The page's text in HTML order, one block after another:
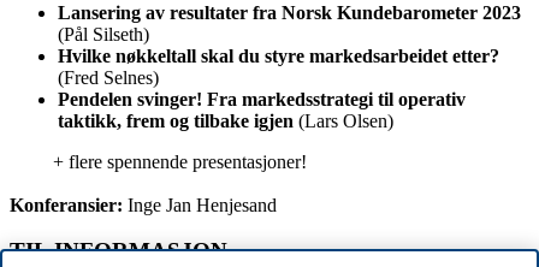
Lansering av resultater fra Norsk Kundebarometer 2023
(Pål Silseth)
Hvilke nøkkeltall skal du styre markedsarbeidet etter?
(Fred Selnes)
Pendelen svinger! Fra markedsstrategi til operativ
taktikk, frem og tilbake igjen (Lars Olsen)
+ flere spennende presentasjoner!
Konferansier: Inge Jan Henjesand
TIL INFORMASJON